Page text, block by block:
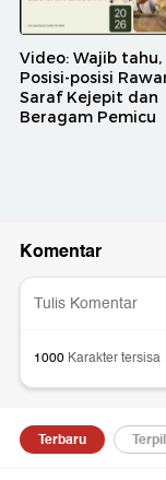
Video: Wajib tahu,
Posisi-posisi
Saraf Kejepit dan
Beragam Pemicu